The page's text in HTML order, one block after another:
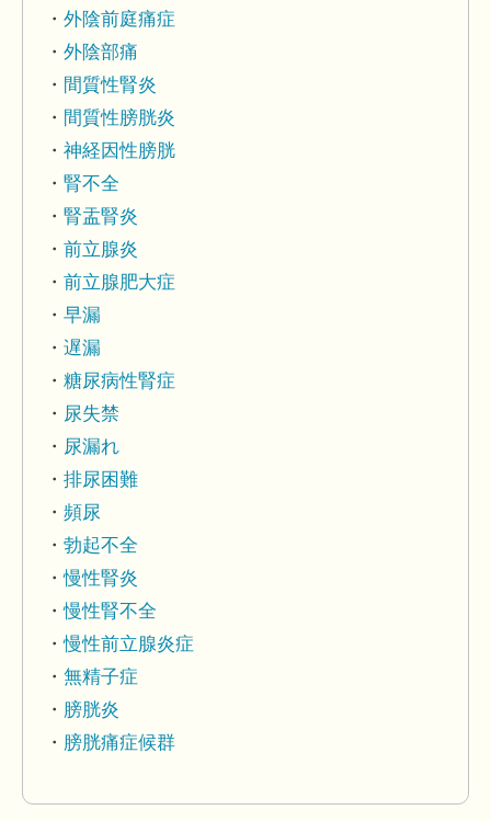
外陰前庭痛症
外陰部痛
間質性腎炎
間質性膀胱炎
神経因性膀胱
腎不全
腎盂腎炎
前立腺炎
前立腺肥大症
早漏
遅漏
糖尿病性腎症
尿失禁
尿漏れ
排尿困難
頻尿
勃起不全
慢性腎炎
慢性腎不全
慢性前立腺炎症
無精子症
膀胱炎
膀胱痛症候群